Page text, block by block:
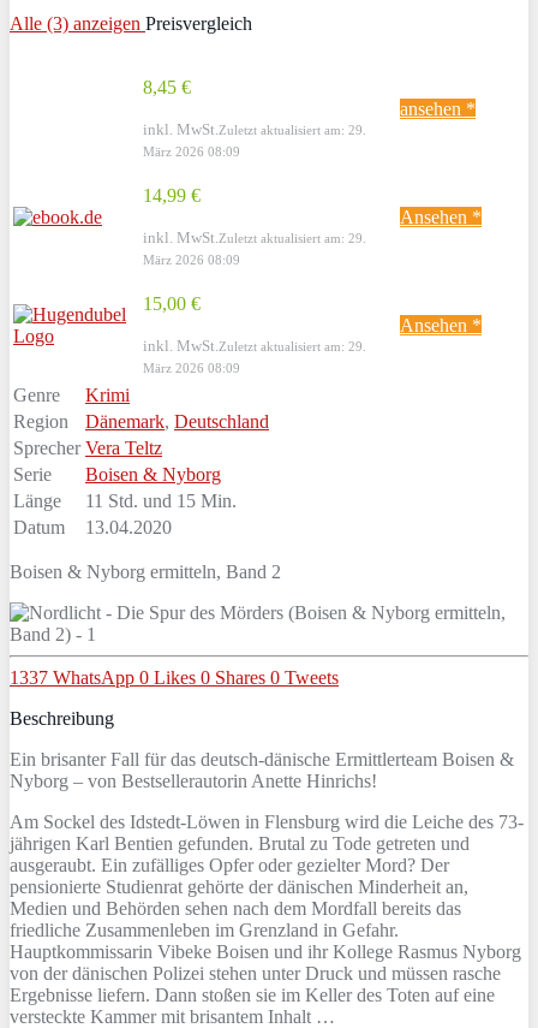
Alle (3) anzeigen Preisvergleich
8,45 €
inkl. MwSt. Zuletzt aktualisiert am: 29.
März 2026 08:09
ansehen *
14,99 €
inkl. MwSt. Zuletzt aktualisiert am: 29.
März 2026 08:09
Ansehen *
15,00 €
inkl. MwSt. Zuletzt aktualisiert am: 29.
März 2026 08:09
Ansehen *
Genre
Krimi
Region
Dänemark, Deutschland
Sprecher Vera Teltz
Serie
Boisen & Nyborg
Länge
11 Std. und 15 Min.
Datum
13.04.2020
Boisen & Nyborg ermitteln, Band 2
1337 WhatsApp 0 Likes 0 Shares 0 Tweets
Beschreibung
Ein brisanter Fall für das deutsch-dänische Ermittlerteam Boisen &
Nyborg – von Bestsellerautorin Anette Hinrichs!
Am Sockel des Idstedt-Löwen in Flensburg wird die Leiche des 73-
jährigen Karl Bentien gefunden. Brutal zu Tode getreten und
ausgeraubt. Ein zufälliges Opfer oder gezielter Mord? Der
pensionierte Studienrat gehörte der dänischen Minderheit an,
Medien und Behörden sehen nach dem Mordfall bereits das
friedliche Zusammenleben im Grenzland in Gefahr.
Hauptkommissarin Vibeke Boisen und ihr Kollege Rasmus Nyborg
von der dänischen Polizei stehen unter Druck und müssen rasche
Ergebnisse liefern. Dann stoßen sie im Keller des Toten auf eine
versteckte Kammer mit brisantem Inhalt …